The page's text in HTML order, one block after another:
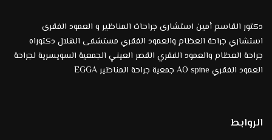
دكتور القاسم أمين استشارى جراحات المناظير و العمود الفقرى
استشاري جراحة العظام والعمود الفقري مستشفى الهلال دكتوراه
جراحة العظام والعمود الفقري القصر العيني الجمعية السويسرية لجراحة
العمود الفقري AO spine جمعية جراحة المناظير EGGA
الروابط